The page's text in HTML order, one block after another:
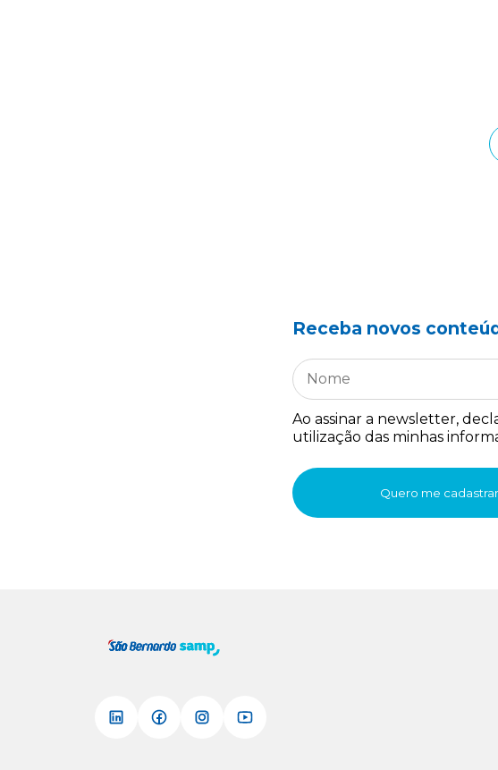
Receba novos
Ao assinar a newsletter,
utilização das minhas
Quero me cadastrar